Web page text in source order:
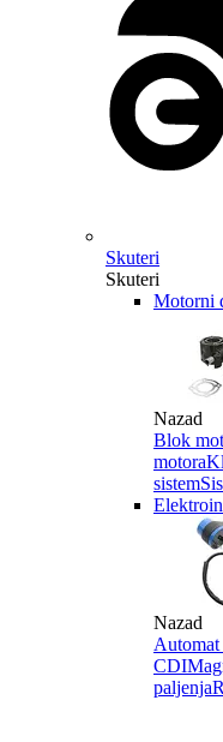
Skuteri
Skuteri
Motorni
Nazad
Blok
motora
sistem
Nazad
Automat
CDI
paljenja